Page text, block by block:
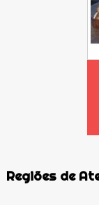
Regiões de